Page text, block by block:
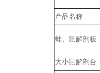
产品名称
蛙、鼠解剖板
大小鼠解剖台